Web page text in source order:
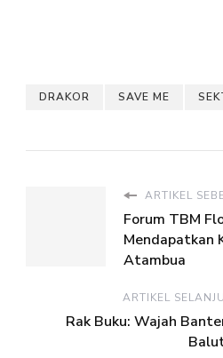
DRAKOR SAVE ME
ARTIKEL
Forum TBM
Mendapatkan
Atambua
ARTIKEL
Rak Buku: Wajah